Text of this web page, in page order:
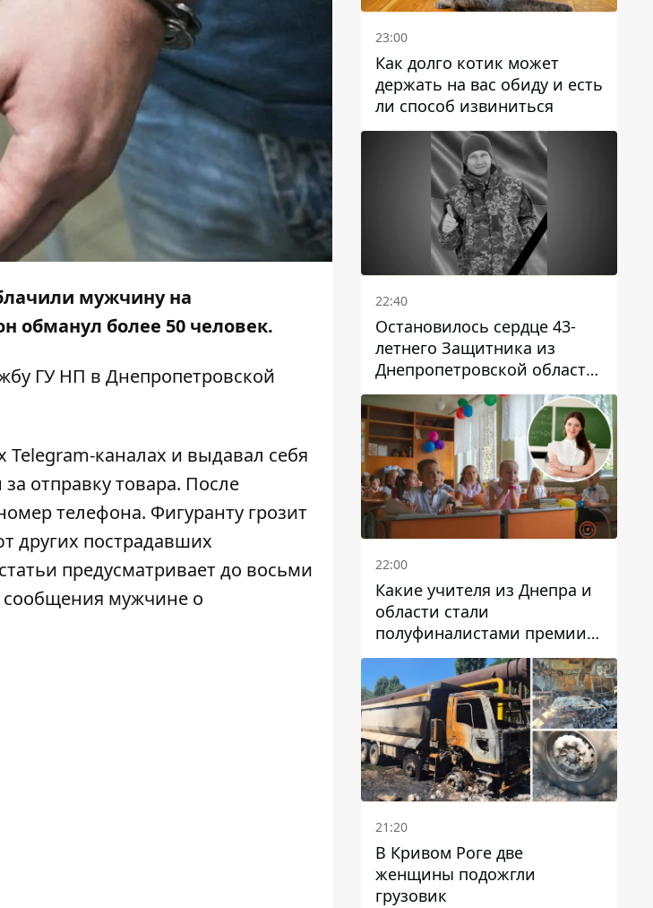
мужчину на
обманул более 50 человек.
ГУ НП в Днепропетровской
каналах и выдавал себя
отправку товара. После
телефона. Фигуранту грозит
других пострадавших
предусматривает до восьми
сообщения мужчине о
23:00
Как долго котик может
держать на вас обиду и есть
ли способ извиниться
22:40
Остановилось сердце 43-
летнего Защитника из
Днепропетровской области
Евгения Зинченко
22:00
Какие учителя из Днепра и
области стали
полуфиналистами премии
Global Teacher Prize Ukraine
2026
21:20
В Кривом Роге две
женщины подожгли
грузовик